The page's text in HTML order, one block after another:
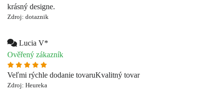
Veľmi rýchle dodanie tovaruKvalitný tovar
Zdroj: Heureka
Jitka E*****
Ověřený zákazník
Zatím ho využívá spíš manzel a já jsem ráda, že malého nemusím
pořád nosit já na ruce.